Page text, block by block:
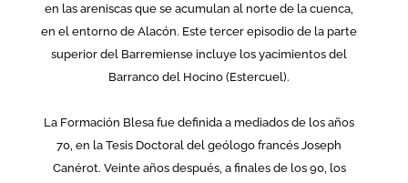
en las areniscas que se acumulan al norte de la cuenca,
en el entorno de Alacón. Este tercer episodio de la parte
superior del Barremiense incluye los yacimientos del
Barranco del Hocino (Estercuel).
La Formación Blesa fue definida a mediados de los años
70, en la Tesis Doctoral del geólogo francés Joseph
Canérot. Veinte años después, a finales de los 90, los